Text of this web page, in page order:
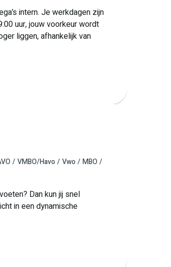
intern. Je werkdagen zijn
uur, jouw voorkeur wordt
liggen, afhankelijk van
VMBO/Havo Vwo
MBO
Dan kun jij snel
in een dynamische